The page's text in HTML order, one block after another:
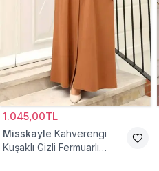
1.045,00TL
Misskayle Kahverengi
Kuşaklı Gizli Fermuarlı